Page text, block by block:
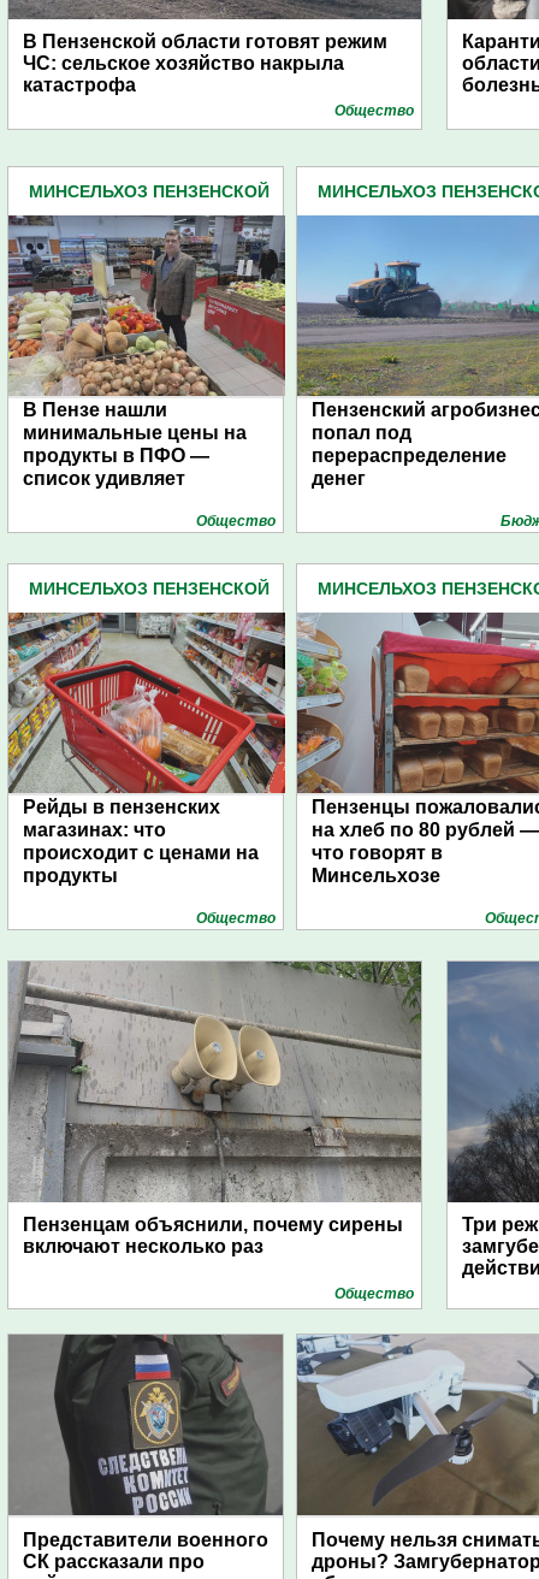
В Пензенской области готовят режим
ЧС: сельское хозяйство накрыла
катастрофа
Общество
МИНСЕЛЬХОЗ ПЕНЗЕНСКОЙ
В Пензе нашли
минимальные цены на
продукты в ПФО —
список удивляет
Общество
МИНСЕЛЬХОЗ
Пензенский
попал под
перераспределение
денег
МИНСЕЛЬХОЗ ПЕНЗЕНСКОЙ
Рейды в пензенских
магазинах: что
происходит с ценами на
продукты
Общество
МИНСЕЛЬХОЗ
Пензенцы
на хлеб по 80 рублей —
что говорят в
Минсельхозе
Пензенцам объяснили, почему сирены
включают несколько раз
Общество
Три
Представители военного
СК рассказали про
Почему нельзя
дроны?